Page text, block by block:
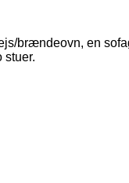
brændeovn, en
stuer.